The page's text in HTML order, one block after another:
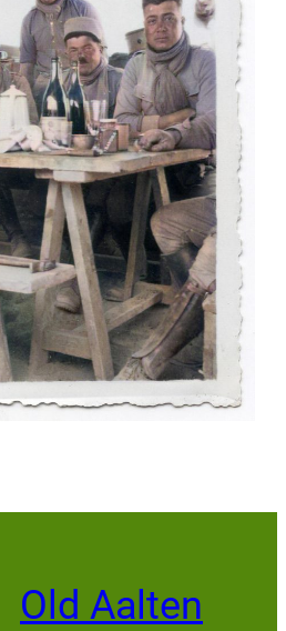
Old Aalten